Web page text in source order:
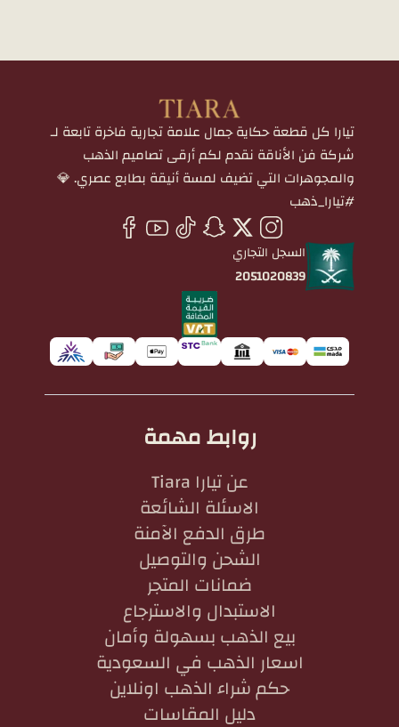
تيارا كل قطعة حكاية جمال علامة تجارية فاخرة تابعة لـ
شركة فن الأناقة نقدم لكم أرقى تصاميم الذهب
والمجوهرات التي تضيف لمسة أنيقة بطابع عصري. 💎
#تيارا_ذهب
السجل التجاري
2051020839
روابط مهمة
عن تيارا Tiara
الاسئلة الشائعة
طرق الدفع الآمنة
الشحن والتوصيل
ضمانات المتجر
الاستبدال والاسترجاع
بيع الذهب بسهولة وأمان
اسعار الذهب في السعودية
حكم شراء الذهب اونلاين
دليل المقاسات